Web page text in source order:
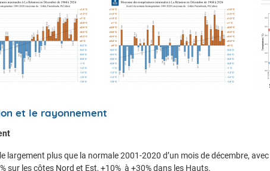
et le rayonnement
largement plus que la normale 2001-2020 d’un mois de décembre,
sur les côtes Nord et Est, +10% à +30% dans les Hauts.